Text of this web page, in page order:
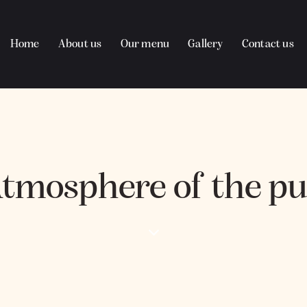
Home About us Our menu Gallery Contact us
of the